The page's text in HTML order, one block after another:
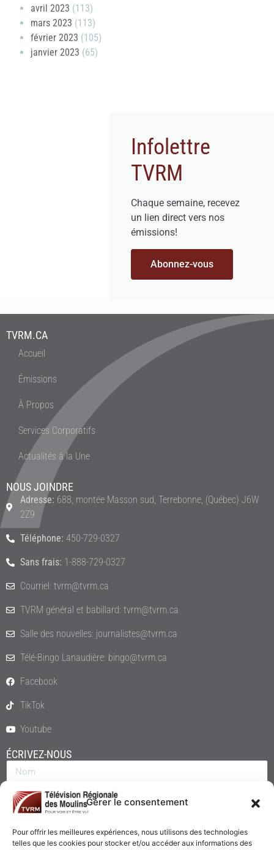
Gérer le consentement
Pour offrir les meilleures expériences, nous utilisons des technologies
telles que les cookies pour stocker et/ou accéder aux informations des
avril 2023 (113)
mars 2023 (113)
février 2023 (105)
janvier 2023 (65)
Infolettre
TVRM
Chaque semaine, recevez
un lien direct vers nos
émissions!
Abonnez-vous
TVRM.CA
Accueil
Émissions
À Propos
Services Corporatifs
Actualités à la Une
NOUS JOINDRE
Adresse: 688, montée Masson sud, Terrebonne, (Québec) J6W
2Z9
Téléphone: 450-729-0327
Sans frais: 1-888-729-0327
Courriel: tvrm@tvrm.ca
TVRM général et babillard: tvrm@tvrm.ca
Salle des nouvelles: journalistes@tvrm.ca
Télé-Bingo Lanaudière: bingo@tvrm.ca
Facebook
TikTok
Youtube
ÉCRIVEZ-NOUS